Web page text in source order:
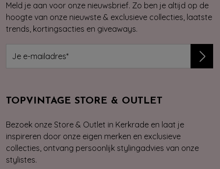
Meld je aan voor onze nieuwsbrief. Zo ben je altijd op de
hoogte van onze nieuwste & exclusieve collecties, laatste
trends, kortingsacties en giveaways.
TOPVINTAGE STORE & OUTLET
Bezoek onze Store & Outlet in Kerkrade en laat je
inspireren door onze eigen merken en exclusieve
collecties, ontvang persoonlijk stylingadvies van onze
stylistes.